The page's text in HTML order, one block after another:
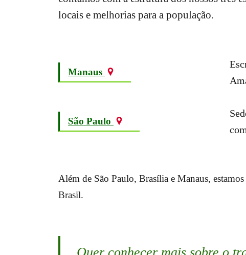
locais e melhorias para a população.
Manaus
São Paulo
Além de São Paulo, Brasília e Manaus,
Brasil.